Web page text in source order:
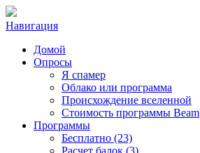
Навигация
Домой
Опросы
Я спамер
Облако или программа
Происхождение вселенной
Стоимость программы Beam
Программы
Бесплатно (23)
Расчет балок (3)